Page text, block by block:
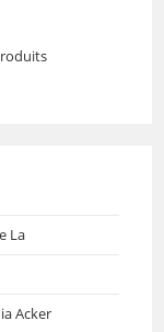
La
Acker